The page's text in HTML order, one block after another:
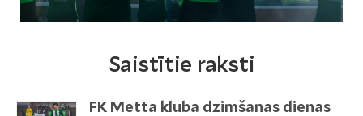
Saistītie raksti
FK Metta kluba dzimšanas dienas